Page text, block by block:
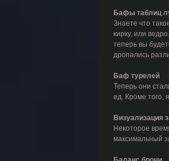
Бафы таблиц
Знаете что
кирку, или
теперь вы
дропались
Баф турелей
Теперь они
ед. Кроме того,
Визуализация
Некоторое
максимальный